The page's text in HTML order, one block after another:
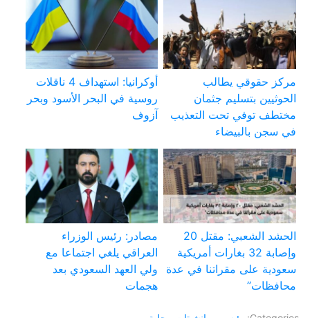
مركز حقوقي يطالب
الحوثيين بتسليم جثمان
مختطف توفي تحت التعذيب
في سجن بالبيضاء
أوكرانيا: استهداف 4 ناقلات
روسية في البحر الأسود وبحر
آزوف
الحشد الشعبي: مقتل 20
وإصابة 32 بغارات أمريكية
سعودية على مقراتنا في عدة
محافظات”
مصادر: رئيس الوزراء
العراقي يلغي اجتماعا مع
ولي العهد السعودي بعد
هجمات